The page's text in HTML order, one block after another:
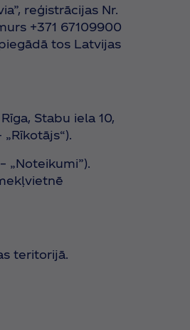
reģistrācijas Nr.
+371 67109900
tos Latvijas
Stabu iela 10,
teritorijā.